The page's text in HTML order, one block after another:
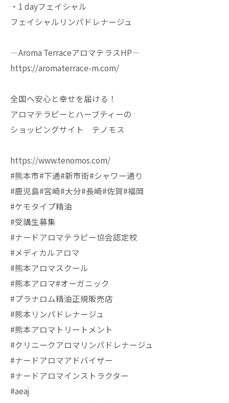
・1 dayフェイシャル
フェイシャルリンパドレナージュ
—Aroma TerraceアロマテラスHP—
https://aromaterrace-m.com/
全国へ安心と幸せを届ける！
アロマテラピーとハーブティーの
ショッピングサイト テノモス
https://www.tenomos.com/
#熊本市#下通#新市街#シャワー通り
#鹿児島#宮崎#大分#長崎#佐賀#福岡
#ケモタイプ精油
#受講生募集
#ナードアロマテラピー協会認定校
#メディカルアロマ
#熊本アロマスクール
#熊本アロマ#オーガニック
#プラナロム精油正規販売店
#熊本リンパドレナージュ
#熊本アロマトリートメント
#クリニークアロマリンパドレナージュ
#ナードアロマアドバイザー
#ナードアロマインストラクター
#aeaj